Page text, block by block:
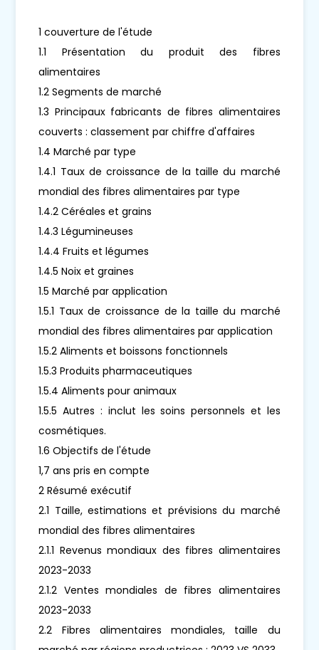
1 couverture de l'étude
1.1 Présentation du produit des fibres
alimentaires
1.2 Segments de marché
1.3 Principaux fabricants de fibres alimentaires
couverts : classement par chiffre d'affaires
1.4 Marché par type
1.4.1 Taux de croissance de la taille du marché
mondial des fibres alimentaires par type
1.4.2 Céréales et grains
1.4.3 Légumineuses
1.4.4 Fruits et légumes
1.4.5 Noix et graines
1.5 Marché par application
1.5.1 Taux de croissance de la taille du marché
mondial des fibres alimentaires par application
1.5.2 Aliments et boissons fonctionnels
1.5.3 Produits pharmaceutiques
1.5.4 Aliments pour animaux
1.5.5 Autres : inclut les soins personnels et les
cosmétiques.
1.6 Objectifs de l'étude
1,7 ans pris en compte
2 Résumé exécutif
2.1 Taille, estimations et prévisions du marché
mondial des fibres alimentaires
2.1.1 Revenus mondiaux des fibres alimentaires
2023-2033
2.1.2 Ventes mondiales de fibres alimentaires
2023-2033
2.2 Fibres alimentaires mondiales, taille du